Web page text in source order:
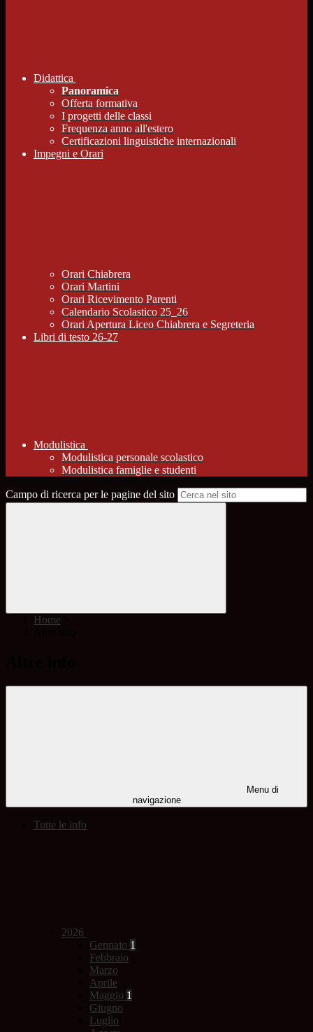
Didattica
Panoramica
Offerta formativa
I progetti delle classi
Frequenza anno all'estero
Certificazioni linguistiche internazionali
Impegni e Orari
Orari Chiabrera
Orari Martini
Orari Ricevimento Parenti
Calendario Scolastico 25_26
Orari Apertura Liceo Chiabrera e Segreteria
Libri di testo 26-27
Modulistica
Modulistica personale scolastico
Modulistica famiglie e studenti
Campo di ricerca per le pagine del sito
Home
Menu di
navigazione
Tutte le info
2026
Gennaio 1
Febbraio
Marzo
Aprile
Maggio 1
Giugno
Luglio